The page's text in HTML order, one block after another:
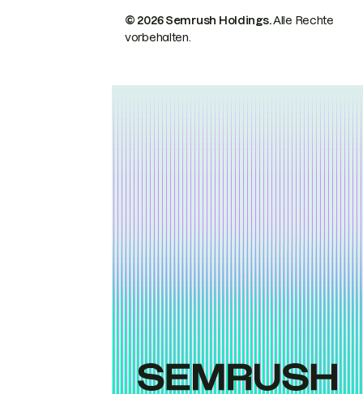
© 2026 Semrush Holdings.Alle Rechte
vorbehalten.